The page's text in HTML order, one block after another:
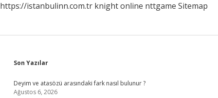
https://istanbulinn.com.tr knight online nttgame Sitemap
Sidebar
Son Yazılar
Deyim ve atasözü arasındaki fark nasıl bulunur ?
Ağustos 6, 2026